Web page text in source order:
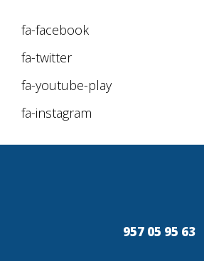
fa-facebook
fa-twitter
fa-youtube-play
fa-instagram
957 05 95 63